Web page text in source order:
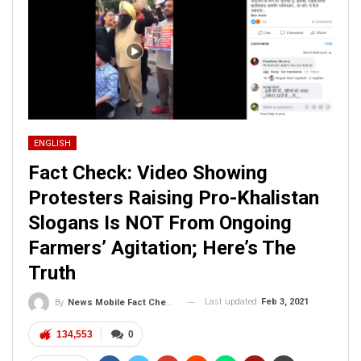
ENGLISH
Fact Check: Video Showing
Protesters Raising Pro-Khalistan
Slogans Is NOT From Ongoing
Farmers’ Agitation; Here’s The
Truth
By News Mobile Fact Check Bureau Last updated Feb 3, 2021
0
134,553